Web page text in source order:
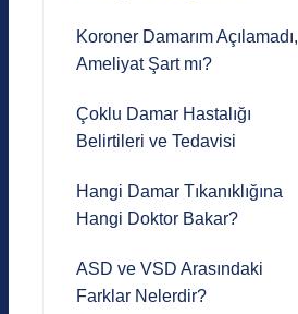
Koroner Damarım Açılamadı,
Ameliyat Şart mı?
Çoklu Damar Hastalığı
Belirtileri ve Tedavisi
Hangi Damar Tıkanıklığına
Hangi Doktor Bakar?
ASD ve VSD Arasındaki
Farklar Nelerdir?